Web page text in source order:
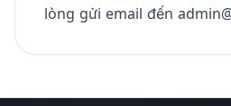
lòng gửi email đến